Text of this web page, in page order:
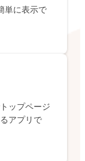
単に表示で
ップページ
アプリで